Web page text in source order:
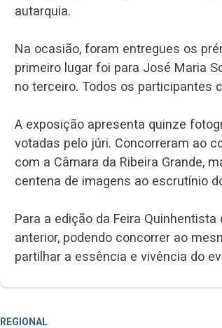
autarquia.
Na ocasião, foram entregues os
primeiro lugar foi para José Maria
no terceiro. Todos os participantes
A exposição apresenta quinze
votadas pelo júri. Concorreram ao
com a Câmara da Ribeira Grande,
centena de imagens ao escrutínio
Para a edição da Feira
anterior, podendo concorrer ao
partilhar a essência e vivência do
REGIONAL